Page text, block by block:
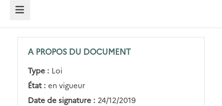
MENU
A PROPOS DU DOCUMENT
Type : Loi
État : en vigueur
Date de signature : 24/12/2019